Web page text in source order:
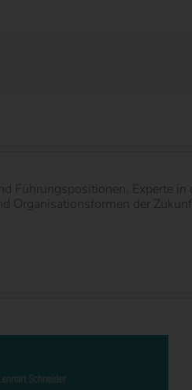
Führungspositionen. Experte
Organisationsformen der